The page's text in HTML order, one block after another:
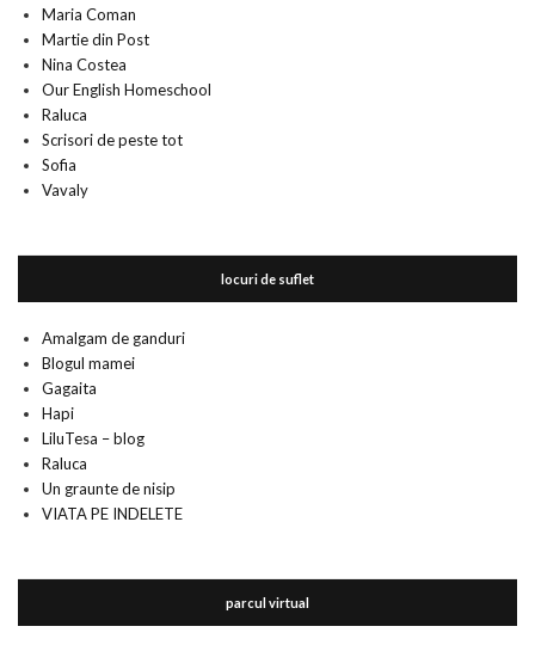
Maria Coman
Martie din Post
Nina Costea
Our English Homeschool
Raluca
Scrisori de peste tot
Sofia
Vavaly
locuri de suflet
Amalgam de ganduri
Blogul mamei
Gagaita
Hapi
LiluTesa – blog
Raluca
Un graunte de nisip
VIATA PE INDELETE
parcul virtual